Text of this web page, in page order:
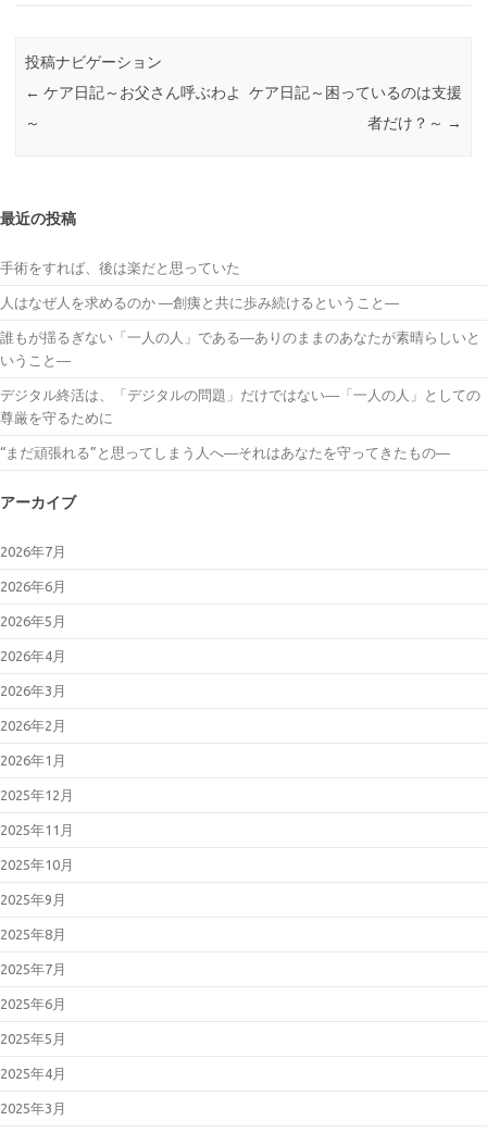
投稿ナビゲーション
← ケア日記～お父さん呼ぶわよ
～
ケア日記～困っているのは支援
者だけ？～ →
最近の投稿
手術をすれば、後は楽だと思っていた
人はなぜ人を求めるのか ―創痍と共に歩み続けるということ―
誰もが揺るぎない「一人の人」である―ありのままのあなたが素晴らしいと
いうこと―
デジタル終活は、「デジタルの問題」だけではない―「一人の人」としての
尊厳を守るために
“まだ頑張れる”と思ってしまう人へ―それはあなたを守ってきたもの―
アーカイブ
2026年7月
2026年6月
2026年5月
2026年4月
2026年3月
2026年2月
2026年1月
2025年12月
2025年11月
2025年10月
2025年9月
2025年8月
2025年7月
2025年6月
2025年5月
2025年4月
2025年3月